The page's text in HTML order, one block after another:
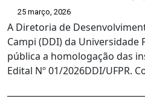
25 março, 2026
A Diretoria de
Campi (DDI) da Universidade
pública a homologação das
Edital Nº 01/2026DDI/UFPR.